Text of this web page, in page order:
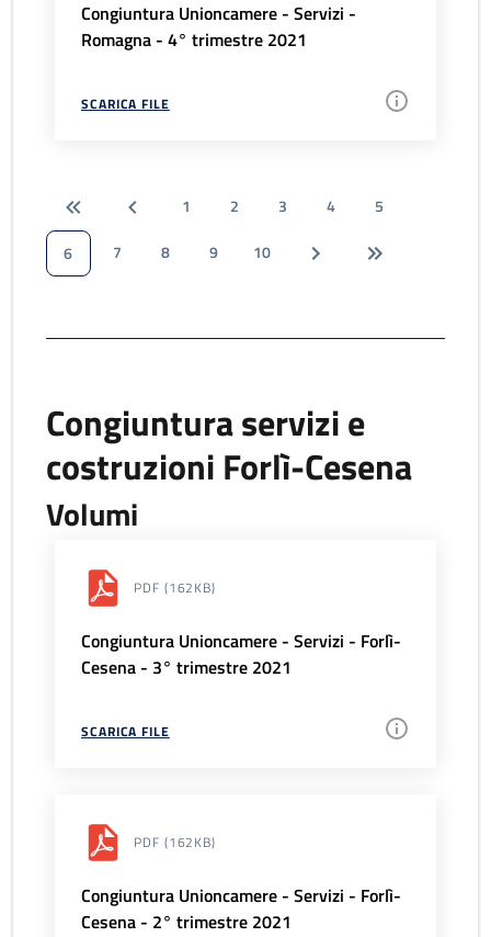
Congiuntura Unioncamere - Servizi -
Romagna - 4° trimestre 2021
SCARICA FILE
1 2 3 4
5
6
7 8 9 10
Congiuntura servizi e
costruzioni Forlì-Cesena
Volumi
PDF (162KB)
Congiuntura Unioncamere - Servizi - Forlì-
Cesena - 3° trimestre 2021
SCARICA FILE
PDF (162KB)
Congiuntura Unioncamere - Servizi - Forlì-
Cesena - 2° trimestre 2021